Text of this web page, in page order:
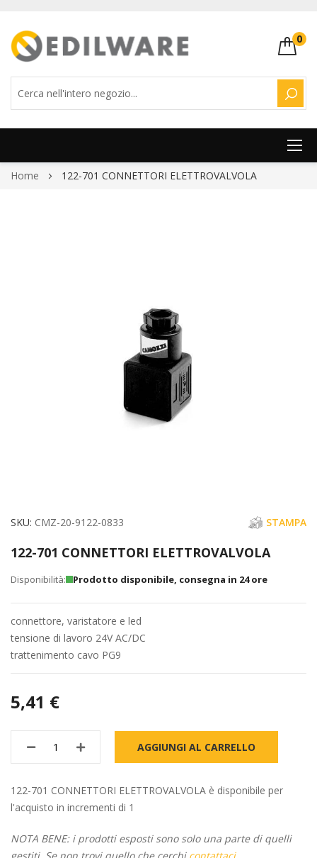
0
Salta
Home 122-701 CONNETTORI ELETTROVALVOLA
Vai
della
immagini
SKU CMZ-20-9122-0833 STAMPA
122-701 CONNETTORI ELETTROVALVOLA
Prodotto disponibile, consegna in 24 ore
connettore, varistatore e led
tensione di lavoro 24V AC/DC
trattenimento cavo PG9
5,41 €
AGGIUNGI AL CARRELLO
122-701 CONNETTORI ELETTROVALVOLA è disponibile per
l'acquisto in incrementi di 1
NOTA BENE: i prodotti esposti sono solo una parte di quelli